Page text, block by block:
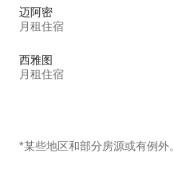
迈阿密
月租住宿
西雅图
月租住宿
*某些地区和部分房源或有例外。